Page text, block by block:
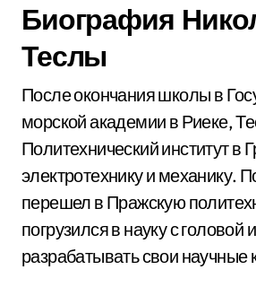
Биография
Теслы
После окончания школы в
морской академии в Риеке,
Политехнический институт в
электротехнику и механику.
перешел в Пражскую
погрузился в науку с головой
разрабатывать свои научные